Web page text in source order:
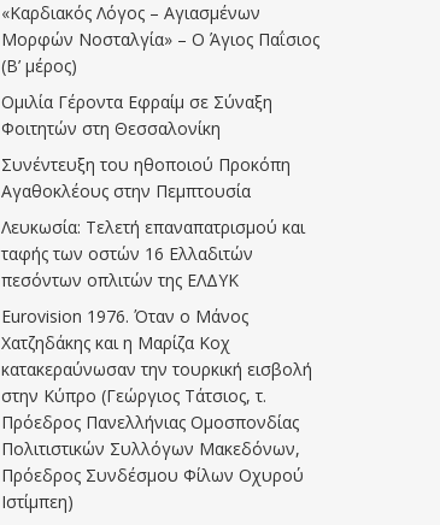
«Καρδιακός Λόγος – Αγιασμένων
Μορφών Νοσταλγία» – Ο Άγιος Παΐσιος
(Β’ μέρος)
Ομιλία Γέροντα Εφραίμ σε Σύναξη
Φοιτητών στη Θεσσαλονίκη
Συνέντευξη του ηθοποιού Προκόπη
Αγαθοκλέους στην Πεμπτουσία
Λευκωσία: Τελετή επαναπατρισμού και
ταφής των οστών 16 Ελλαδιτών
πεσόντων οπλιτών της ΕΛΔΥΚ
Eurovision 1976. Όταν ο Μάνος
Χατζηδάκης και η Μαρίζα Κοχ
κατακεραύνωσαν την τουρκική εισβολή
στην Κύπρο (Γεώργιος Τάτσιος, τ.
Πρόεδρος Πανελλήνιας Ομοσπονδίας
Πολιτιστικών Συλλόγων Μακεδόνων,
Πρόεδρος Συνδέσμου Φίλων Οχυρού
Ιστίμπεη)